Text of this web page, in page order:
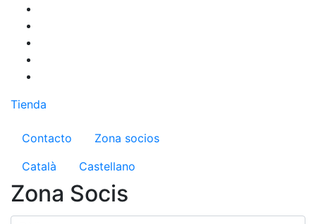
Pasar
contenido
principal
Tienda
Menú del compte d'usuari
Contacto
Zona socios
Català
Castellano
Zona Socis